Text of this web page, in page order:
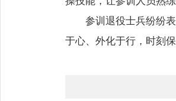
参训退役士兵纷纷
于心、外化于行，时刻